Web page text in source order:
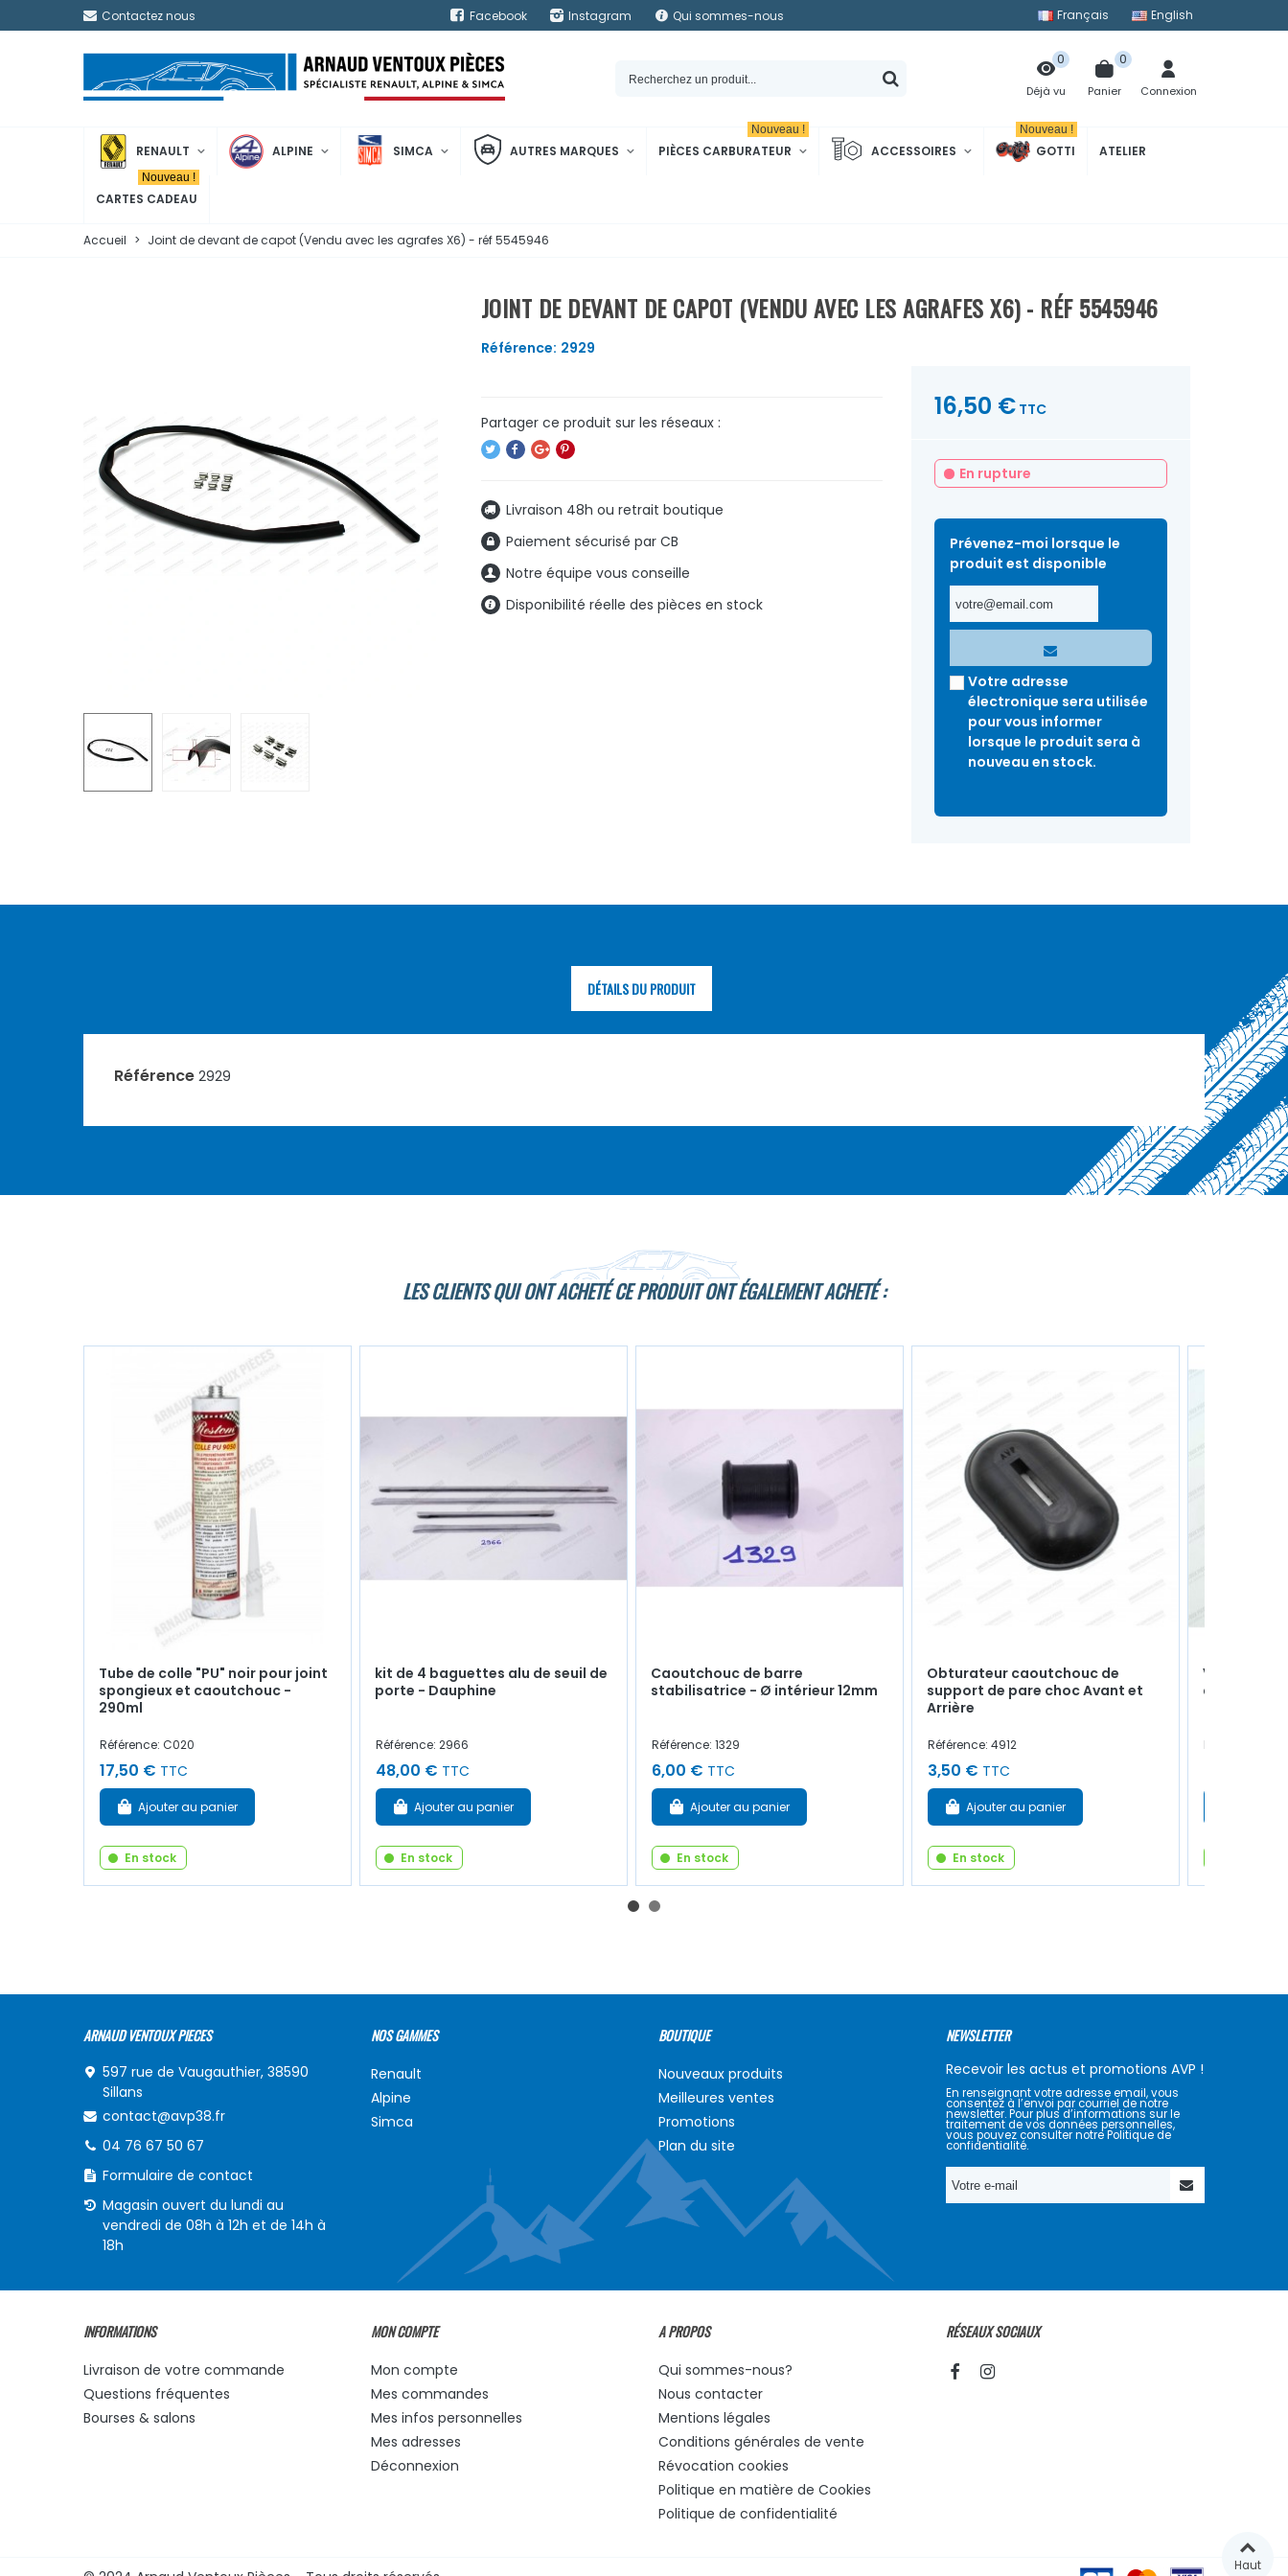
Contactez nous Facebook Instagram Qui sommes-nous Français English
Déjà vu
0
Panier
0
Connexion
RENAULT ALPINE SIMCA AUTRES MARQUES PIÈCES CARBURATEUR
Nouveau !
ACCESSOIRES GOTTI
Nouveau !
ATELIER
CARTES CADEAU
Nouveau !
Accueil > Joint de devant de capot (Vendu avec les agrafes X6) - réf 5545946
JOINT DE DEVANT DE CAPOT (VENDU AVEC LES AGRAFES X6) - RÉF 5545946
Référence: 2929
Livraison 48h ou retrait boutique
Paiement sécurisé par CB
Notre équipe vous conseille
Disponibilité réelle des pièces en stock
16,50 € TTC
En rupture
Prévenez-moi lorsque le
produit est disponible
Votre adresse
électronique sera utilisée
pour vous informer
lorsque le produit sera à
nouveau en stock.
DÉTAILS DU PRODUIT
Référence 2929
LES CLIENTS QUI ONT ACHETÉ CE PRODUIT ONT ÉGALEMENT ACHETÉ :
Tube de colle "PU" noir pour joint
spongieux et caoutchouc -
290ml
Référence: C020
17,50 € TTC
Ajouter au panier
En stock
kit de 4 baguettes alu de seuil de
porte - Dauphine
Référence: 2966
48,00 € TTC
Ajouter au panier
En stock
Caoutchouc de barre
stabilisatrice - Ø intérieur 12mm
Référence: 1329
6,00 € TTC
Ajouter au panier
En stock
Obturateur caoutchouc de
support de pare choc Avant et
Arrière
Référence: 4912
3,50 € TTC
Ajouter au panier
En stock
Vis chromé
d'enjoliveur
Référence:
ARNAUD VENTOUX PIECES
597 rue de Vaugauthier, 38590
Sillans
contact@avp38.fr
04 76 67 50 67
Formulaire de contact
Magasin ouvert du lundi au
vendredi de 08h à 12h et de 14h à
18h
NOS GAMMES
Renault
Alpine
Simca
BOUTIQUE
Nouveaux produits
Meilleures ventes
Promotions
Plan du site
NEWSLETTER
Recevoir les actus et promotions AVP !
En renseignant votre adresse email, vous
consentez à l’envoi par courriel de notre
newsletter. Pour plus d’informations sur le
traitement de vos données personnelles,
vous pouvez consulter notre Politique de
confidentialité.
INFORMATIONS
Livraison de votre commande
Questions fréquentes
Bourses & salons
MON COMPTE
Mon compte
Mes commandes
Mes infos personnelles
Mes adresses
Déconnexion
A PROPOS
Qui sommes-nous?
Nous contacter
Mentions légales
Conditions générales de vente
Révocation cookies
Politique en matière de Cookies
Politique de confidentialité
RÉSEAUX SOCIAUX
Haut